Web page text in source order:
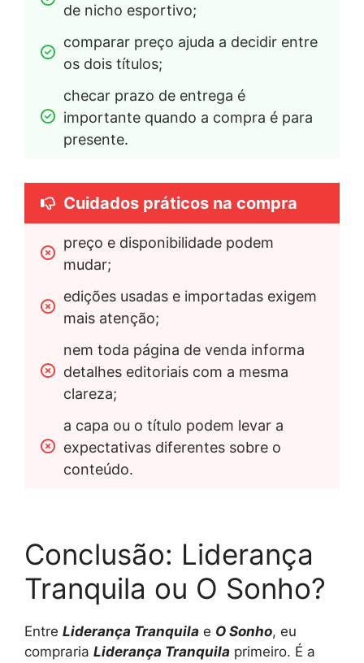
de nicho esportivo;
comparar preço ajuda a decidir entre
os dois títulos;
checar prazo de entrega é
importante quando a compra é para
presente.
Cuidados práticos na compra
preço e disponibilidade podem
mudar;
edições usadas e importadas exigem
mais atenção;
nem toda página de venda informa
detalhes editoriais com a mesma
clareza;
a capa ou o título podem levar a
expectativas diferentes sobre o
conteúdo.
Conclusão: Liderança
Tranquila ou O Sonho?
Entre Liderança Tranquila e O Sonho, eu
compraria Liderança Tranquila primeiro. É a